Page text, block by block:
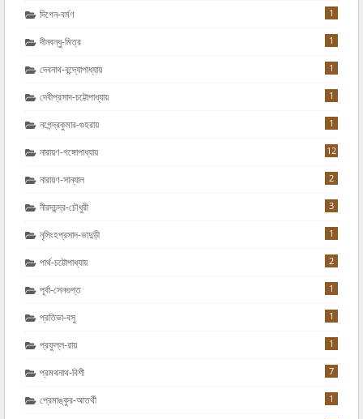
দিগেন-বর্মণ 1
দীনবন্ধু-মিত্র 1
দেবনাথ-বন্দ্যোপাধ্যায় 1
দেবীপ্রসাদ-চট্টোপাধ্যায় 1
নগেন্দ্রকুমার-গুহরায় 1
নারায়ণ-গঙ্গোপাধ্যায় 12
নারায়ণ-সান্যাল 2
নীরদচন্দ্র-চৌধুরী 3
নৃসিংহপ্রসাদ-ভাদুড়ী 1
পার্থ-চট্টোপাধ্যায় 2
পূর্বা-সেনগুপ্ত 1
প্রতিভা-বসু 1
প্রফুল্ল-রায় 1
প্রমথনাথ-বিশী 7
প্রেমাঙ্কুর-আতর্থী 1